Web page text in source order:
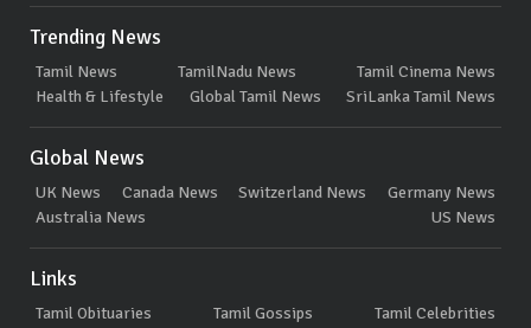
Trending News
Tamil News TamilNadu News
Tamil Cinema News
Health & Lifestyle
Global Tamil News SriLanka Tamil News
Global News
UK News Canada News Switzerland News
Germany News
Australia News
US News
Links
Tamil Obituaries Tamil Gossips Tamil Celebrities